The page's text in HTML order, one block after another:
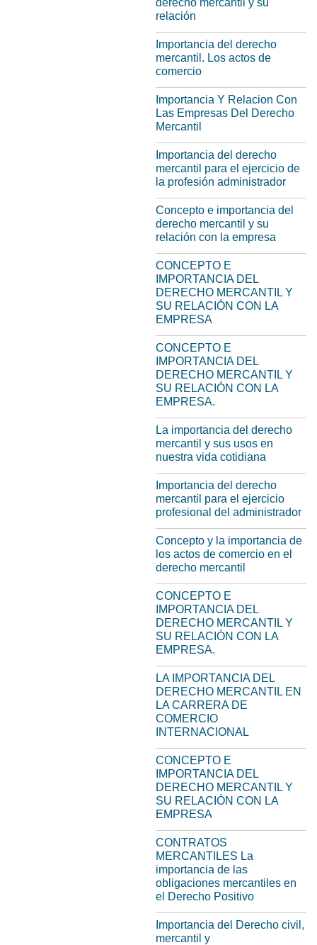
derecho mercantil y su
relación
Importancia del derecho
mercantil. Los actos de
comercio
Importancia Y Relacion Con
Las Empresas Del Derecho
Mercantil
Importancia del derecho
mercantil para el ejercicio de
la profesión administrador
Concepto e importancia del
derecho mercantil y su
relación con la empresa
CONCEPTO E
IMPORTANCIA DEL
DERECHO MERCANTIL Y
SU RELACIÓN CON LA
EMPRESA
CONCEPTO E
IMPORTANCIA DEL
DERECHO MERCANTIL Y
SU RELACIÓN CON LA
EMPRESA.
La importancia del derecho
mercantil y sus usos en
nuestra vida cotidiana
Importancia del derecho
mercantil para el ejercicio
profesional del administrador
Concepto y la importancia de
los actos de comercio en el
derecho mercantil
CONCEPTO E
IMPORTANCIA DEL
DERECHO MERCANTIL Y
SU RELACIÓN CON LA
EMPRESA.
LA IMPORTANCIA DEL
DERECHO MERCANTIL EN
LA CARRERA DE
COMERCIO
INTERNACIONAL
CONCEPTO E
IMPORTANCIA DEL
DERECHO MERCANTIL Y
SU RELACIÓN CON LA
EMPRESA
CONTRATOS
MERCANTILES La
importancia de las
obligaciones mercantiles en
el Derecho Positivo
Importancia del Derecho civil,
mercantil y